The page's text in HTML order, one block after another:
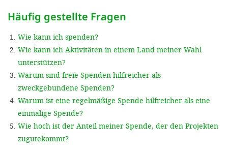
Häufig gestellte Fragen
Wie kann ich spenden?
Wie kann ich Aktivitäten in einem Land meiner Wahl
unterstützen?
Warum sind freie Spenden hilfreicher als
zweckgebundene Spenden?
Warum ist eine regelmäßige Spende hilfreicher als eine
einmalige Spende?
Wie hoch ist der Anteil meiner Spende, der den Projekten
zugutekommt?